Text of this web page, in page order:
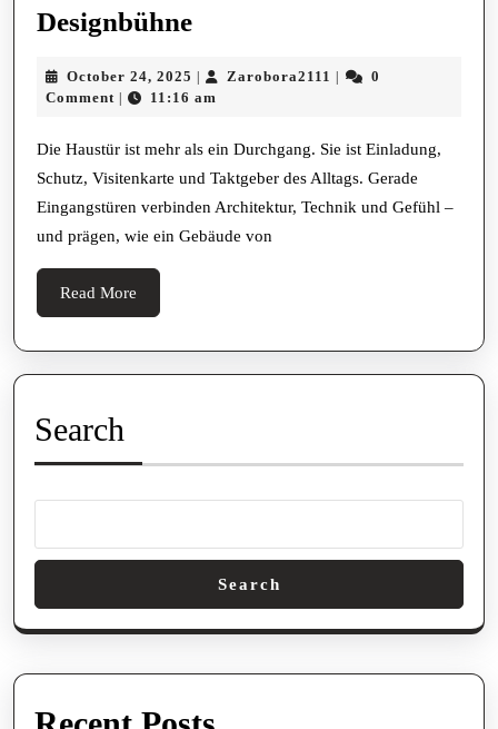
DesignbühneWo
atmen
Schwelle
als
Designbühne
October 24, 2025 October
24,
| Zarobora2111 Zarobora2111
|
0
Comment | 11:16 am
Die Haustür ist mehr als ein Durchgang. Sie ist Einladung,
Schutz, Visitenkarte und Taktgeber des Alltags. Gerade
Eingangstüren verbinden Architektur, Technik und Gefühl –
und prägen, wie ein Gebäude von
Read More
More
Search
Search